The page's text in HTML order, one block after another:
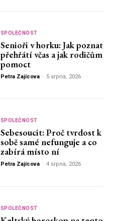
SPOLEČNOST
Senioři v horku: Jak poznat
přehřátí včas a jak rodičům
pomoct
Petra Zajícova - 5 srpna, 2026
SPOLEČNOST
Sebesoucit: Proč tvrdost k
sobě samé nefunguje a co
zabírá místo ní
Petra Zajícova - 4 srpna, 2026
SPOLEČNOST